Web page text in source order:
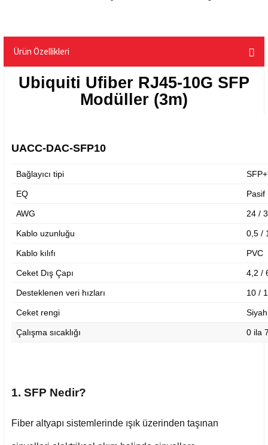
Ürün Özellikleri
Ubiquiti Ufiber RJ45-10G SFP
Modüller (3m)
UACC-DAC-SFP10
Bağlayıcı tipi
EQ Pasif
AWG 24 /
Kablo uzunluğu 0,5 /
Kablo kılıfı PVC
Ceket Dış Çapı 4,2 /
Desteklenen veri hızları 10 /
Ceket rengi Siyah
Çalışma sıcaklığı 0 ila
1. SFP Nedir?
Fiber altyapı sistemlerinde ışık üzerinden taşınan